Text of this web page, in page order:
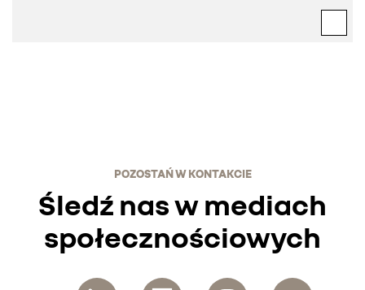
POZOSTAŃ W KONTAKCIE
Śledź nas w mediach
społecznościowych